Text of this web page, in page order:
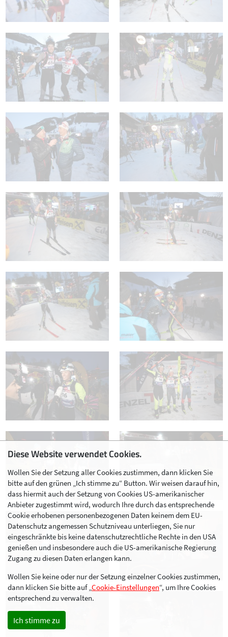
Diese Website verwendet Cookies.
Wollen Sie der Setzung aller Cookies zustimmen, dann klicken Sie
bitte auf den grünen „Ich stimme zu“ Button. Wir weisen darauf hin,
dass hiermit auch der Setzung von Cookies US-amerikanischer
Anbieter zugestimmt wird, wodurch Ihre durch das entsprechende
Cookie erhobenen personenbezogenen Daten keinem dem EU-
Datenschutz angemessen Schutzniveau unterliegen, Sie nur
eingeschränkte bis keine datenschutzrechtliche Rechte in den USA
genießen und insbesondere auch die US-amerikanische Regierung
Zugang zu diesen Daten erlangen kann.
Wollen Sie keine oder nur der Setzung einzelner Cookies zustimmen,
dann klicken Sie bitte auf „Cookie-Einstellungen“, um Ihre Cookies
entsprechend zu verwalten.
Ich stimme zu